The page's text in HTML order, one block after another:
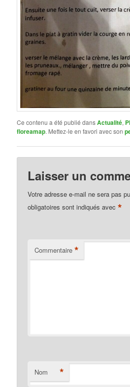
Ce contenu a été publié dansActualité,
floreamap. Mettez-le en favori avec son
Laisser un
Votre adresse e-mail ne sera pas
obligatoires sont indiqués avec*
Commentaire *
Nom *